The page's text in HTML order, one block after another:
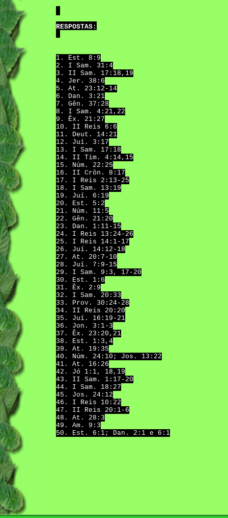
RESPOSTAS:
1. Est. 8:9
2. I Sam. 31:4
3. II Sam. 17:18,19
4. Jer. 38:6
5. At. 23:12-14
6. Dan. 3:21
7. Gên. 37:28
8. I Sam. 4:21,22
9. Êx. 21:27
10. II Reis 6:6
11. Deut. 14:21
12. Juí. 3:17
13. I Sam. 17:18
14. II Tim. 4:14,15
15. Núm. 22:25
16. II Crôn. 8:17
17. I Reis 2:13-25
18. I Sam. 13:19
19. Juí. 6:19
20. Est. 5:2
21. Núm. 11:5
22. Gên. 21:20
23. Dan. 1:11-15
24. I Reis 13:24-26
25. I Reis 14:1-17
26. Juí. 14:12-18
27. At. 20:7-10
28. Juí. 7:9-15
29. I Sam. 9:3, 17-20
30. Est. 1:6
31. Êx. 2:9
32. I Sam. 20:33
33. Prov. 30:24-28
34. II Reis 20:20
35. Juí. 16:19-21
36. Jon. 3:1-3
37. Êx. 23:20,21
38. Est. 1:3,4
39. At. 19:35
40. Núm. 24:10; Jos. 13:22
41. At. 16:26
42. Jó 1:1, 18,19
43. II Sam. 1:17-20
44. I Sam. 18:27
45. Jos. 24:12
46. I Reis 10:22
47. II Reis 20:1-6
48. At. 28:3
49. Am. 9:3
50. Est. 6:1; Dan. 2:1 e 6:1